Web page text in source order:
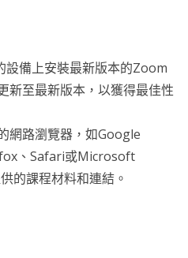
設備上安裝最新版本的Zoom
新至最新版本，以獲得最佳性
網路瀏覽器，如Google
、Safari或Microsoft
的課程材料和連結。